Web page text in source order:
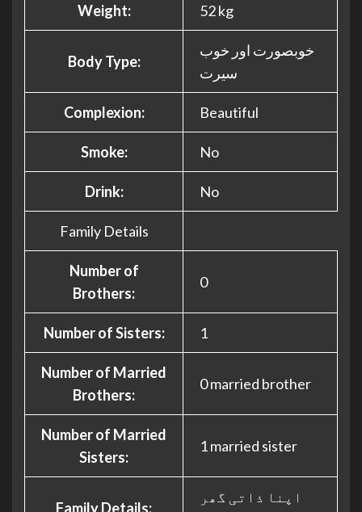
Weight: 52 kg
Body Type:
خوبصورت اور خوب
سیرت
Complexion: Beautiful
Smoke: No
Drink: No
Family Details
Number of
Brothers:
0
Number of Sisters: 1
Number of Married
Brothers:
0 married brother
Number of Married
Sisters:
1 married sister
Family Details:
اپنا ذاتی گھر